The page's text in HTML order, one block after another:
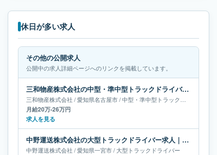
休日が多い求人
その他の公開求人
公開中の求人詳細ページへのリンクを掲載しています。
三和物産株式会社の中型・準中型トラックドライバー求人｜愛知県名古屋市｜月給20万-26万円
三和物産株式会社 /愛知県名古屋市/中型・準中型トラックドライバー
月給20万-26万円
求人を見る
中野運送株式会社の大型トラックドライバー求人｜愛知県一宮市｜月給66万-67万円
中野運送株式会社 /愛知県一宮市/大型トラックドライバー